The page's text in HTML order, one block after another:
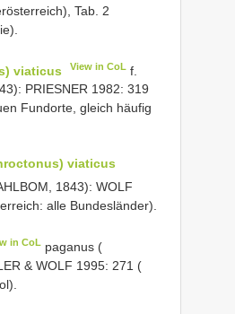
Tab. 2
viaticus View in CoL f.
PRIESNER 1982: 319
Fundorte, gleich häufig
viaticus
1843): WOLF
alle Bundesländer).
in CoL paganus (
& WOLF 1995: 271 (